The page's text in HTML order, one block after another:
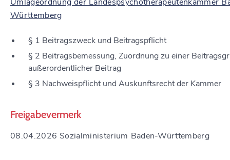
Württemberg
§ 1 Beitragszweck und Beitragspflicht
§ 2 Beitragsbemessung, Zuordnung zu einer
außerordentlicher Beitrag
§ 3 Nachweispflicht und Auskunftsrecht der Kammer
Freigabevermerk
08.04.2026 Sozialministerium Baden-Württemberg